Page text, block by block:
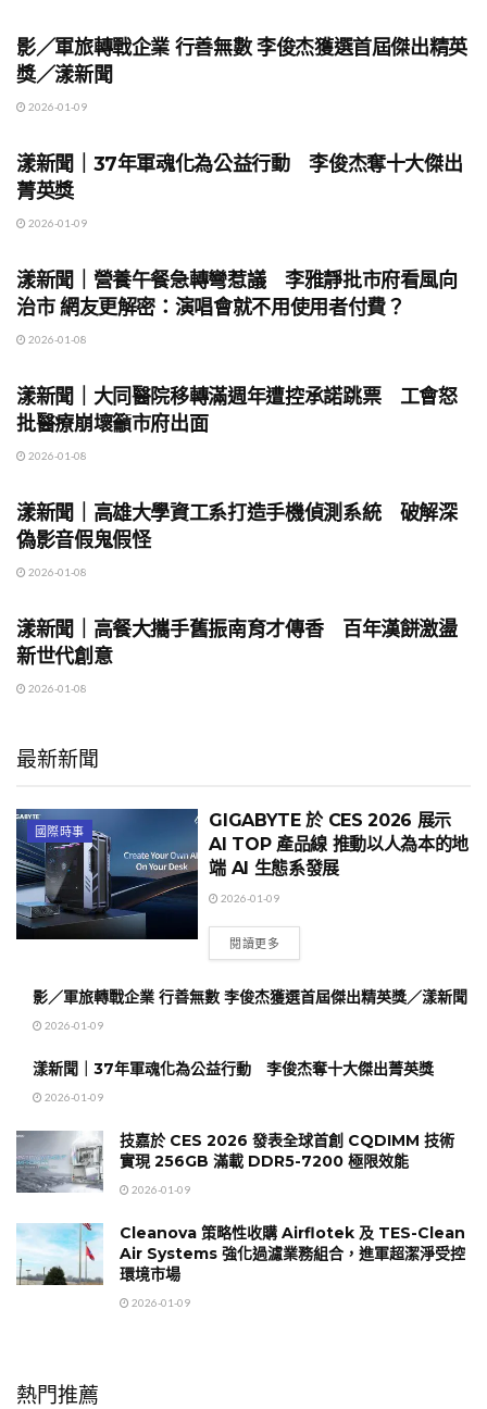
影／軍旅轉戰企業 行善無數 李俊杰獲選首屆傑出精英
獎／漾新聞
2026-01-09
漾新聞｜37年軍魂化為公益行動 李俊杰奪十大傑出
菁英獎
2026-01-09
漾新聞｜營養午餐急轉彎惹議 李雅靜批市府看風向
治市 網友更解密：演唱會就不用使用者付費？
2026-01-08
漾新聞｜大同醫院移轉滿週年遭控承諾跳票 工會怒
批醫療崩壞籲市府出面
2026-01-08
漾新聞｜高雄大學資工系打造手機偵測系統 破解深
偽影音假鬼假怪
2026-01-08
漾新聞｜高餐大攜手舊振南育才傳香 百年漢餅激盪
新世代創意
2026-01-08
最新新聞
國際時事
GIGABYTE 於 CES 2026 展示
AI TOP 產品線 推動以人為本的地
端 AI 生態系發展
2026-01-09
閱讀更多
影／軍旅轉戰企業 行善無數 李俊杰獲選首屆傑出精英獎／漾新聞
2026-01-09
漾新聞｜37年軍魂化為公益行動 李俊杰奪十大傑出菁英獎
2026-01-09
技嘉於 CES 2026 發表全球首創 CQDIMM 技術
實現 256GB 滿載 DDR5-7200 極限效能
2026-01-09
Cleanova 策略性收購 Airflotek 及 TES-Clean
Air Systems 強化過濾業務組合，進軍超潔淨受控
環境市場
2026-01-09
熱門推薦